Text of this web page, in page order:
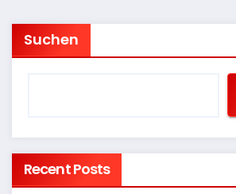
Suchen
Recent Posts